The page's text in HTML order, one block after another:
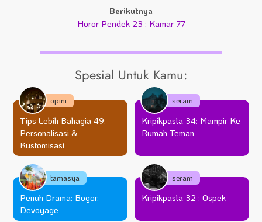
Berikutnya
Horor Pendek 23 : Kamar 77
Spesial Untuk Kamu:
Tips Lebih Bahagia 49:
Personalisasi &
Kustomisasi
opini
Kripikpasta 34: Mampir Ke
Rumah Teman
seram
Penuh Drama: Bogor,
Devoyage
tamasya
Kripikpasta 32 : Ospek
seram